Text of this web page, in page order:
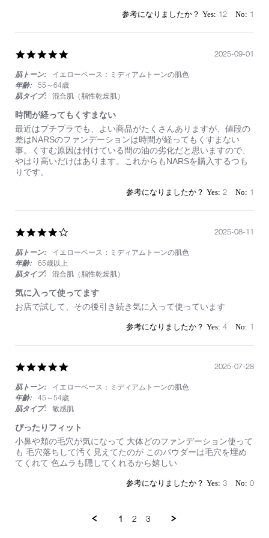
2025
が
か
た
の
で、
め
て
購
入
し
ま
し
湿
の
環
境
で
さ
す
が
に
が
綺
に
崩
れ
ま
す。
12 1
rating
肌トーン:
イエローベース：ミディアムトーンの肌色
年齢:
55～64歳
肌タイプ:
混合肌（脂性乾燥肌）
時間が経ってもくすまない
Review
by
on
1
Sep
2025
review
stating
時
間
が
経
も
す
ま
な
い
最近はプチプラでも、よい商品がたくさんありますが、値段の
差はNARSのファンデーションは時間が経ってもくすまない
事。くすむ原因は付けている間の油の劣化だと思いますので、
やはり高いだけはあります。これからもNARSを購入するつも
りです。
2025-09-01
2 1
rating
肌トーン:
イエローベース：ミディアムトーンの肌色
年齢:
65歳以上
肌タイプ:
混合肌（脂性乾燥肌）
気に入って使ってます
Review
Aug
review
入
て
っ
て
ま
お店で試して、その後引き続き気に入って使っています
2025-08-11
4 1
rating
肌トーン:
イエローベース：ミディアムトーンの肌色
年齢:
45～54歳
肌タイプ:
敏感肌
ぴったりフィット
Review
by
on
review
stating
ぴ
小鼻や頬の毛穴が気になって 大体どのファンデーション使って
も 毛穴落ちして汚く見えてたのが このパウダーは毛穴を埋め
てくれて 色ムラも隠してくれるから嬉しい
2025-07-28
3 0
1 2 3